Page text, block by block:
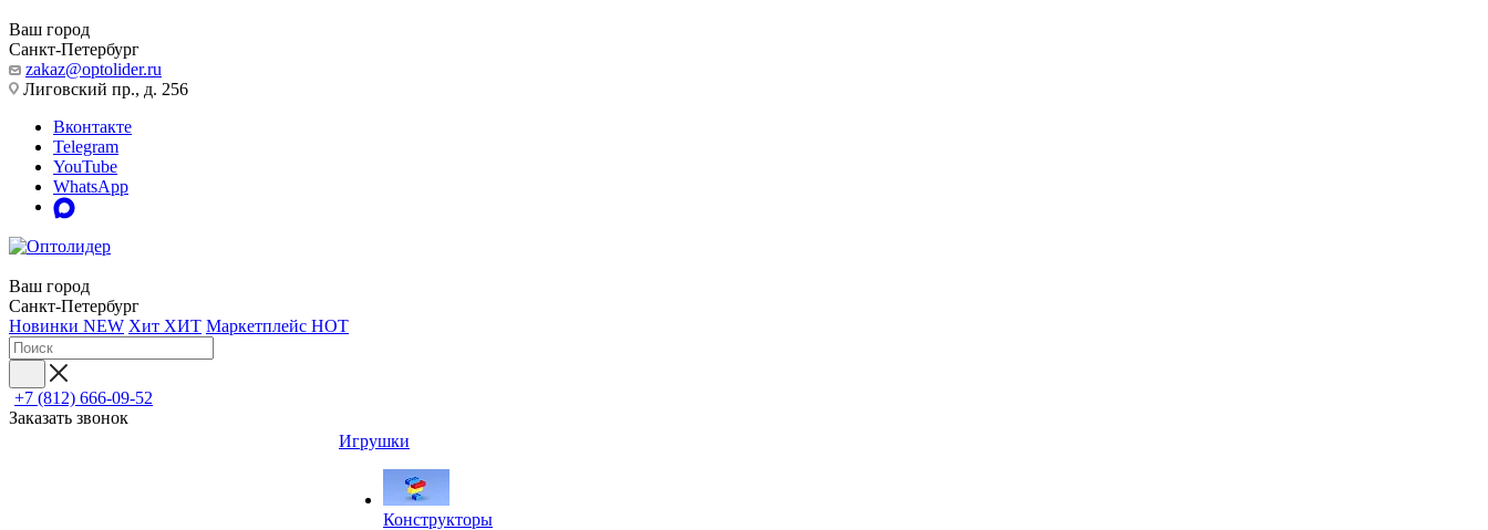
Ваш город
Санкт-Петербург
zakaz@optolider.ru
Лиговский пр., д. 256
Вконтакте
Telegram
YouTube
WhatsApp
Ваш город
Санкт-Петербург
Новинки NEW Хит ХИТ Маркетплейс HOT
+7 (812) 666-09-52
Заказать звонок
Игрушки
Конструкторы